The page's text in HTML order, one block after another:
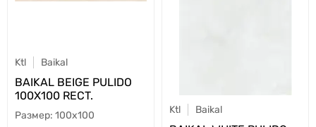
Ktl Baikal
BAIKAL BEIGE PULIDO
100X100 RECT.
100x100
Ktl Baikal